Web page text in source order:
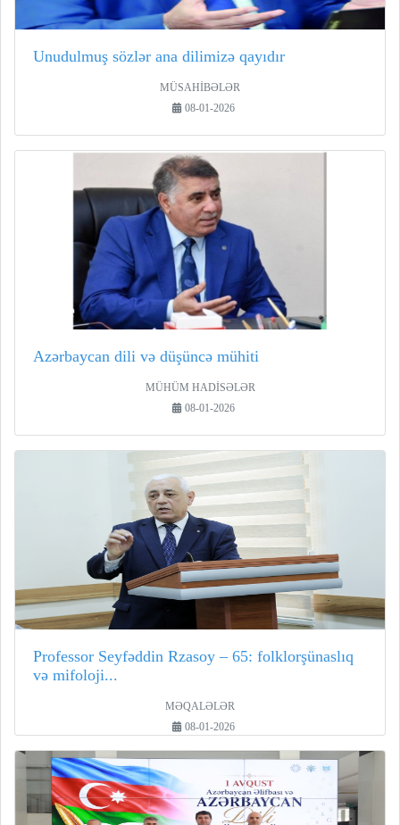
Unudulmuş sözlər ana dilimizə qayıdır
MÜSAHİBƏLƏR
08-01-2026
Azərbaycan dili və düşüncə mühiti
MÜHÜM HADİSƏLƏR
08-01-2026
Professor Seyfəddin Rzasoy – 65: folklorşünaslıq
və mifoloji...
MƏQALƏLƏR
08-01-2026